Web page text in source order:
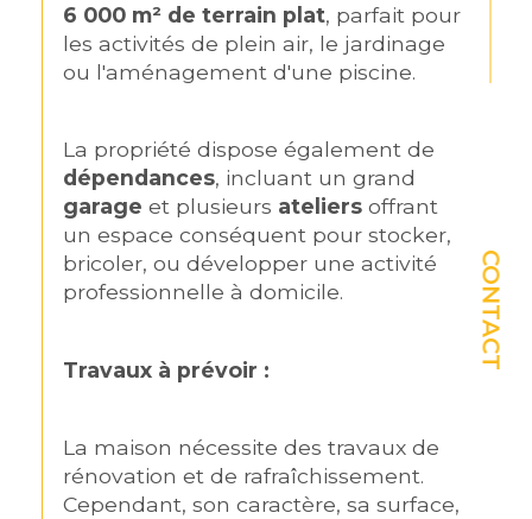
CONTACT
6 000 m² de terrain plat, parfait pour
les activités de plein air, le jardinage
ou l'aménagement d'une piscine.
La propriété dispose également de
dépendances, incluant un grand
garage et plusieurs ateliers offrant
un espace conséquent pour stocker,
bricoler, ou développer une activité
professionnelle à domicile.
Travaux à prévoir :
La maison nécessite des travaux de
rénovation et de rafraîchissement.
Cependant, son caractère, sa surface,